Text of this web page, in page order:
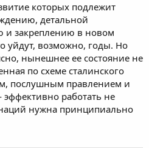
которых подлежит
детальной
и закреплению в новом
уйдут, возможно, годы. Но
нынешнее ее состояние не
по схеме сталинского
послушным правлением и
работать не
нужна принципиально